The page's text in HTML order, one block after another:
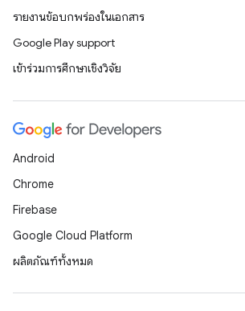
รายงานข้อบกพร่องในเอกสาร
Google Play support
เข้าร่วมการศึกษาเชิงวิจัย
Android
Chrome
Firebase
Google Cloud Platform
ผลิตภัณฑ์ทั้งหมด